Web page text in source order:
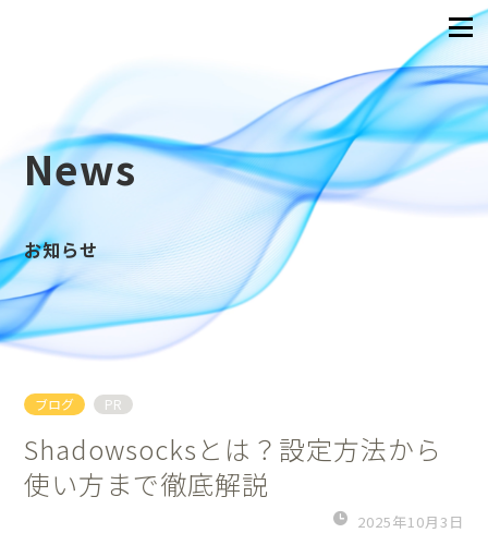
News
お知らせ
ブログ PR
Shadowsocksとは？設定方法から
使い方まで徹底解説
2025年10月3日